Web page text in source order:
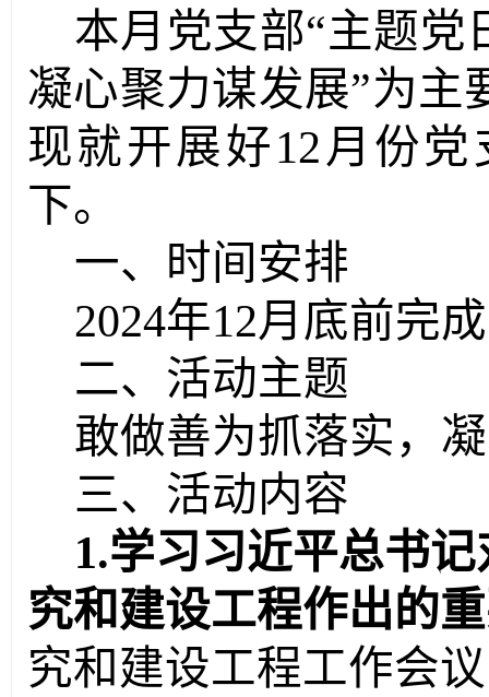
本月党支部“主题党
凝心聚力谋发展”为主
现就开展好12月份党
下。
一、时间安排
2024年12月底前完成
二、活动主题
敢做善为抓落实 ，
三、活动内容
1.学习习近平总书
究和建设工程作出的
究和建设工程工作会议